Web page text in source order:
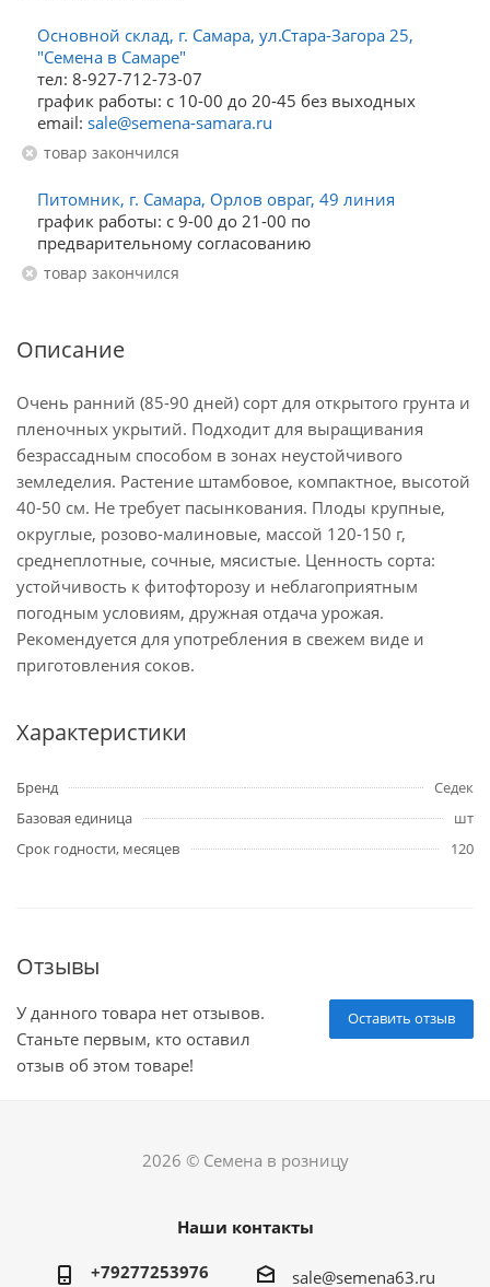
Основной склад, г. Самара, ул.Стара-Загора 25,
"Семена в Самаре"
тел: 8-927-712-73-07
график работы: с 10-00 до 20-45 без выходных
email: sale@semena-samara.ru
Товар закончился
Питомник, г. Самара, Орлов овраг, 49 линия
график работы: с 9-00 до 21-00 по
предварительному согласованию
Товар закончился
Описание
Очень ранний (85-90 дней) сорт для открытого грунта и
пленочных укрытий. Подходит для выращивания
безрассадным способом в зонах неустойчивого
земледелия. Растение штамбовое, компактное, высотой
40-50 см. Не требует пасынкования. Плоды крупные,
округлые, розово-малиновые, массой 120-150 г,
среднеплотные, сочные, мясистые. Ценность сорта:
устойчивость к фитофторозу и неблагоприятным
погодным условиям, дружная отдача урожая.
Рекомендуется для употребления в свежем виде и
приготовления соков.
Характеристики
Бренд
Седек
Базовая единица
шт
Срок годности, месяцев
120
Отзывы
Оставить отзыв
У данного товара нет отзывов.
Станьте первым, кто оставил
отзыв об этом товаре!
2026 © Семена в розницу
Наши контакты
+79277253976 sale@semena63.ru